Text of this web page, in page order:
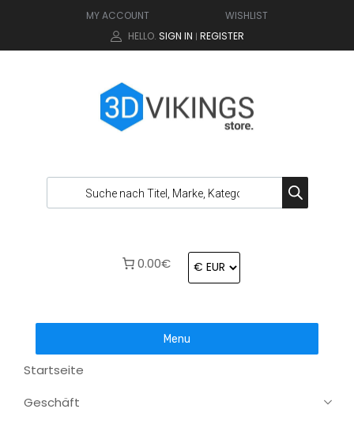
MY ACCOUNT
WISHLIST
HELLO. SIGN IN | REGISTER
0.00€
Menu
Startseite
Geschäft